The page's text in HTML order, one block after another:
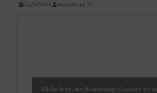
02/21/2015 manhattan_77
Klicke hier, um Marketing-Cookies zu